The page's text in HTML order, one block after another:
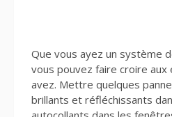
Que vous ayez un système
vous pouvez faire croire aux
avez. Mettre quelques
brillants et réfléchissants